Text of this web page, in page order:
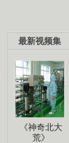
最新视频集
《神奇北大
荒》